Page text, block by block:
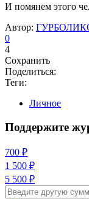
И помянем этого
Автор:
0
4
Сохранить
Поделиться:
Теги:
Личное
Поддержите
700 ₽
1 500 ₽
5 500 ₽